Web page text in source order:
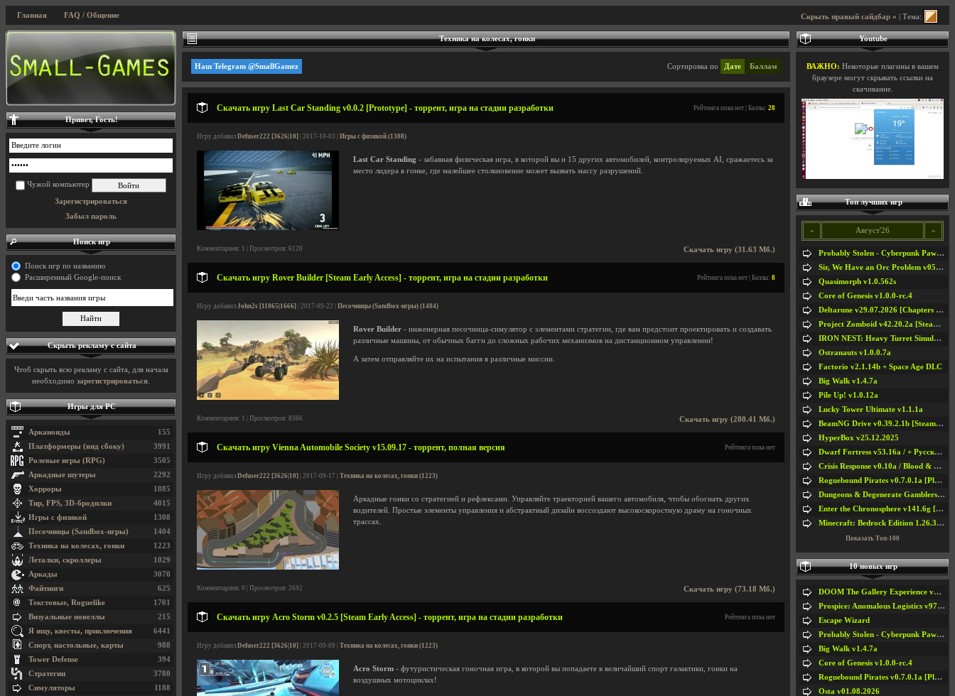
Скрыть правый сайдбар » | Тема:
Главная FAQ / Общение
Техника на колесах, гонки
Сортировка по Дате Баллам
Наш Telegram @SmallGamez
Скачать игру Last Car Standing v0.0.2 [Prototype] - торрент, игра на стадии разработки Рейтинга пока нет | Баллы: 28
Игру добавил Defuser222 [3626|10] | 2017-10-03 | Игры с физикой (1308)
Last Car Standing - забавная физическая игра, в которой вы и 15 других автомобилей, контролируемых AI, сражаетесь за
место лидера в гонке, где малейшее столкновение может вызвать массу разрушений.
Скачать игру (31.63 Мб.)
Комментариев: 1 | Просмотров: 6120
Скачать игру Rover Builder [Steam Early Access] - торрент, игра на стадии разработки Рейтинга пока нет | Баллы: 8
Игру добавил John2s [11865|1666] | 2017-09-22 | Песочницы (Sandbox-игры) (1404)
Rover Builder - инженерная песочница-симулятор с элементами стратегии, где вам предстоит проектировать и создавать
различные машины, от обычных багги до сложных рабочих механизмов на дистанционном управлении!
А затем отправляйте их на испытания в различные миссии.
Скачать игру (280.41 Мб.)
Комментариев: 1 | Просмотров: 8366
Скачать игру Vienna Automobile Society v15.09.17 - торрент, полная версия Рейтинга пока нет
Игру добавил Defuser222 [3626|10] | 2017-09-17 | Техника на колесах, гонки (1223)
Аркадные гонки со стратегией и рефлексами. Управляйте траекторией вашего автомобиля, чтобы обогнать других
водителей. Простые элементы управления и абстрактный дизайн воссоздают высокоскоростную драму на гоночных
трассах.
Скачать игру (73.18 Мб.)
Комментариев: 0 | Просмотров: 2692
Скачать игру Acro Storm v0.2.5 [Steam Early Access] - торрент, игра на стадии разработки Рейтинга пока нет
Игру добавил Defuser222 [3626|10] | 2017-09-09 | Техника на колесах, гонки (1223)
Acro Storm - футуристическая гоночная игра, в которой вы попадаете в величайший спорт галактики, гонки на
воздушных мотоциклах!
Привет, Гость!
Чужой компьютер
Зарегистрироваться
Забыл пароль
Поиск игр
Поиск игр по названию
Расширенный Google-поиск
Скрыть рекламу с сайта
Чтоб скрыть всю рекламу с сайта, для начала
необходимо зарегистрироваться
Игры для PC
155
Арканоиды
3991
Платформеры (вид сбоку)
3505
Ролевые игры (RPG)
2292
Аркадные шутеры
1885
Хорроры
4015
Тир, FPS, 3D-бродилки
1308
Игры с физикой
1404
Песочницы (Sandbox-игры)
1223
Техника на колесах, гонки
1029
Леталки, скроллеры
3070
Аркады
625
Файтинги
1701
Текстовые, Roguelike
215
Визуальные новеллы
6441
Я ищу, квесты, приключения
988
Спорт, настольные, карты
394
Tower Defense
3780
Стратегии
1188
Симуляторы
Youtube
ВАЖНО: Некоторые плагины в вашем
браузере могут скрывать ссылки на
скачивание.
Топ лучших игр
« Август'26 »
Probably Stolen - Cyberpunk Pawnshop Simulator v048c [Playtest]
Sir, We Have an Orc Problem v05.08.2026
Quasimorph v1.0.562s
Core of Genesis v1.0.0-rc.4
Deltarune v29.07.2026 [Chapters 1-5] / + RUS [Chapters 1-5]
Project Zomboid v42.20.2a [Steam Early Access]
IRON NEST: Heavy Turret Simulator v1.0a
Ostranauts v1.0.0.7a
Factorio v2.1.14b + Space Age DLC
Big Walk v1.4.7a
Pile Up! v1.0.12a
Lucky Tower Ultimate v1.1.1a
BeamNG Drive v0.39.2.1b [Steam Early Access]
HyperBox v25.12.2025
Dwarf Fortress v53.16a / + Русская Версия v50.12a
Crisis Response v0.10a / Blood & Bullet
Roguebound Pirates v0.7.0.1a [Playtest]
Dungeons & Degenerate Gamblers v2.0.2a
Enter the Chronosphere v141.6g [Steam Early Access]
Minecraft: Bedrock Edition 1.26.33.1a / + TLauncher v2.89
Показать Топ-100
10 новых игр
DOOM The Gallery Experience v1.4.2
Prospice: Anomalous Logistics v97 [Playtest]
Escape Wizard
Probably Stolen - Cyberpunk Pawnshop Simulator v048c [Playtest]
Big Walk v1.4.7a
Core of Genesis v1.0.0-rc.4
Roguebound Pirates v0.7.0.1a [Playtest]
Osta v01.08.2026